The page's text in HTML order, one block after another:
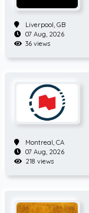
Liverpool, GB
07 Aug, 2026
36 views
Montreal, CA
07 Aug, 2026
218 views